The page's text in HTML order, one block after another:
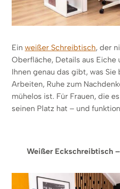
Ein weißer Schreibtisch, der
Oberfläche, Details aus Eiche
Ihnen genau das gibt, was
Arbeiten, Ruhe zum
mühelos ist. Für Frauen, die
seinen Platz hat – und
Weißer Eckschreibtisch